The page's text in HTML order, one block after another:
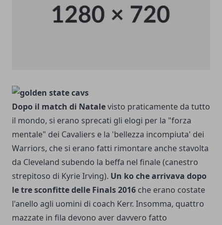
Dopo il match di Natalevisto praticamente da tutto
il mondo, si erano sprecati gli elogi per la "forza
mentale" dei Cavaliers e la 'bellezza incompiuta' dei
Warriors, che si erano fatti rimontare anche stavolta
da Cleveland subendo la beffa nel finale (canestro
strepitoso di Kyrie Irving). Un ko che arrivava dopo
le tre sconfitte delle Finals 2016 che erano costate
l'anello agli uomini di coach Kerr. Insomma, quattro
mazzate in fila devono aver davvero fatto